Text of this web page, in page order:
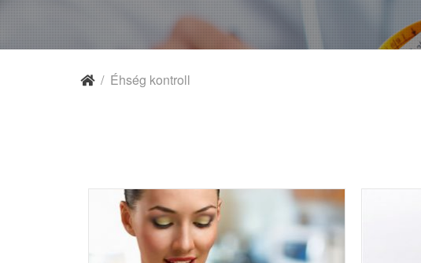
/ Éhség kontroll